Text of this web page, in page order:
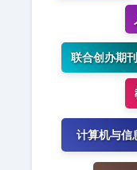
联合创办期刊
计算机与信